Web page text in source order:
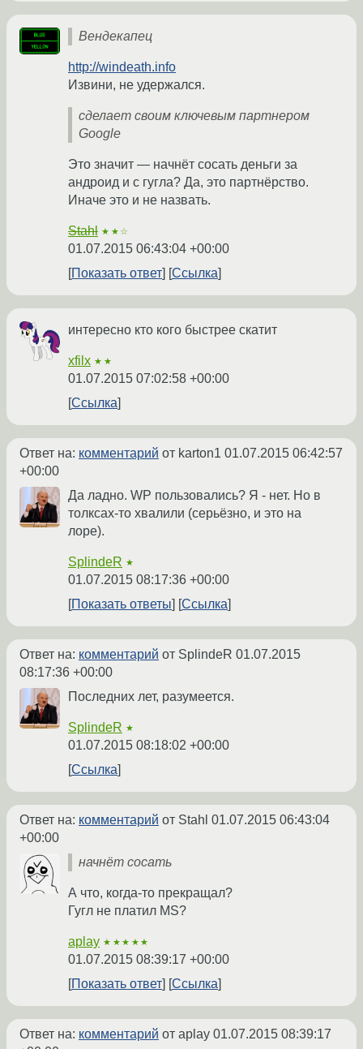
Вендекапец
http://windeath.info
Извини, не удержался.
сделает своим ключевым партнером
Google
Это значит — начнёт сосать деньги за
андроид и с гугла? Да, это партнёрство.
Иначе это и не назвать.
Stahl ★★☆
01.07.2015 06:43:04 +00:00
Показать ответ
Ссылка
интересно кто кого быстрее скатит
xfilx ★★
01.07.2015 07:02:58 +00:00
Ссылка
Ответ на: комментарий от karton1 01.07.2015 06:42:57
+00:00
Да ладно. WP пользовались? Я - нет. Но в
толксах-то хвалили (серьёзно, и это на
лоре).
SplindeR ★
01.07.2015 08:17:36 +00:00
Показать ответы
Ссылка
Ответ на: комментарий от SplindeR 01.07.2015
08:17:36 +00:00
Последних лет, разумеется.
SplindeR ★
01.07.2015 08:18:02 +00:00
Ссылка
Ответ на: комментарий от Stahl 01.07.2015 06:43:04
+00:00
начнёт сосать
А что, когда-то прекращал?
Гугл не платил MS?
aplay ★★★★★
01.07.2015 08:39:17 +00:00
Показать ответ
Ссылка
Ответ на: комментарий от aplay 01.07.2015 08:39:17